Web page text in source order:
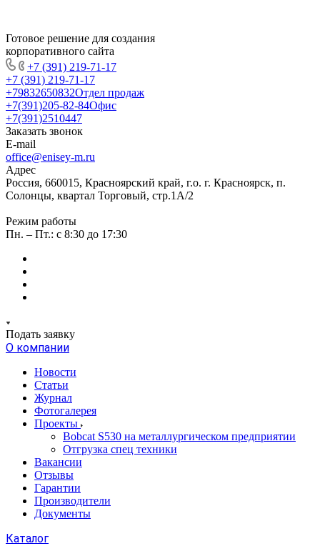
Готовое решение для создания
корпоративного сайта
+7 (391) 219-71-17
+7 (391) 219-71-17
+79832650832Отдел продаж
+7(391)205-82-84Офис
+7(391)2510447
Заказать звонок
E-mail
office@enisey-m.ru
Адрес
Россия, 660015, Красноярский край, г.о. г. Красноярск, п.
Солонцы, квартал Торговый, стр.1А/2
Режим работы
Пн. – Пт.: c 8:30 до 17:30
Подать заявку
О компании
Новости
Статьи
Журнал
Фотогалерея
Проекты
Bobcat S530 на металлургическом предприятии
Отгрузка спец техники
Вакансии
Отзывы
Гарантии
Производители
Документы
Каталог